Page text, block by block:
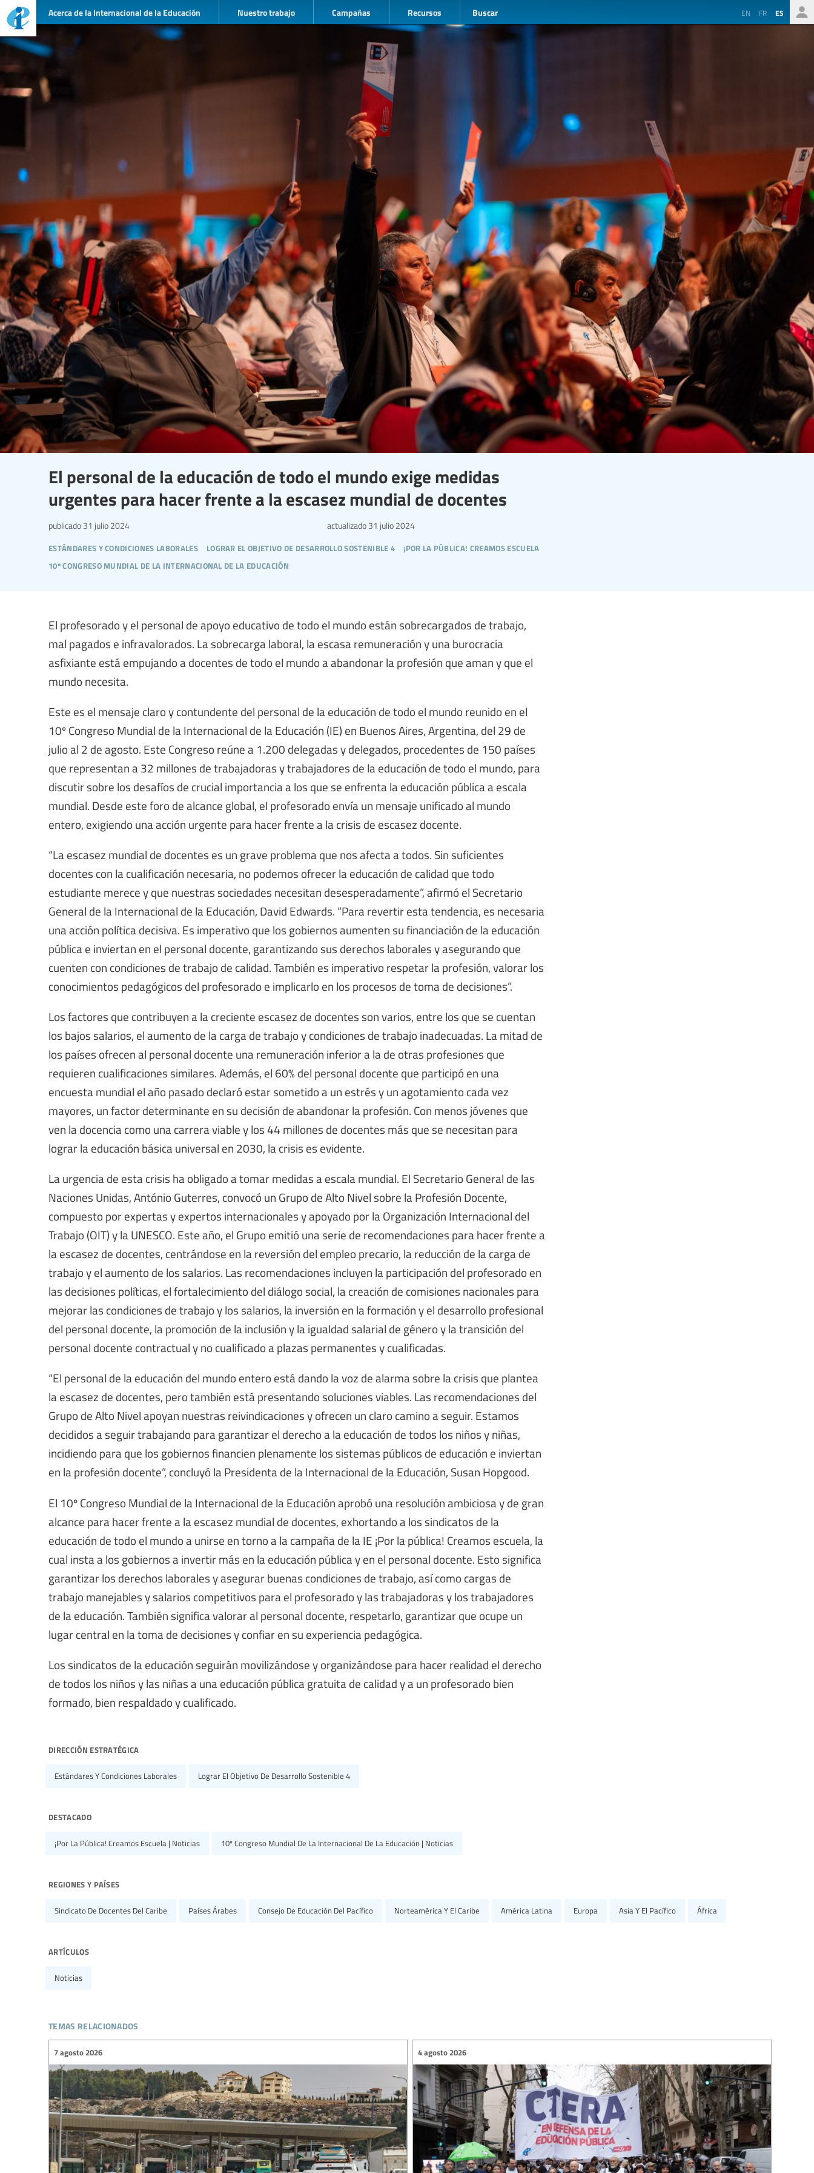
Acerca de la Internacional de la Educación Nuestro trabajo Campañas Recursos Buscar EN FR ES
El personal de la educación de todo el mundo exige medidas
urgentes para hacer frente a la escasez mundial de docentes
estándares y condiciones laborales lograr el objetivo de desarrollo sostenible 4 ¡por la pública! creamos escuela
10º congreso mundial de la internacional de la educación
publicado 31 julio 2024 actualizado 31 julio 2024
El profesorado y el personal de apoyo educativo de todo el mundo están sobrecargados de trabajo,
mal pagados e infravalorados. La sobrecarga laboral, la escasa remuneración y una burocracia
asfixiante está empujando a docentes de todo el mundo a abandonar la profesión que aman y que el
mundo necesita.
Este es el mensaje claro y contundente del personal de la educación de todo el mundo reunido en el
10º Congreso Mundial de la Internacional de la Educación (IE) en Buenos Aires, Argentina, del 29 de
julio al 2 de agosto. Este Congreso reúne a 1.200 delegadas y delegados, procedentes de 150 países
que representan a 32 millones de trabajadoras y trabajadores de la educación de todo el mundo, para
discutir sobre los desafíos de crucial importancia a los que se enfrenta la educación pública a escala
mundial. Desde este foro de alcance global, el profesorado envía un mensaje unificado al mundo
entero, exigiendo una acción urgente para hacer frente a la crisis de escasez docente.
“La escasez mundial de docentes es un grave problema que nos afecta a todos. Sin suficientes
docentes con la cualificación necesaria, no podemos ofrecer la educación de calidad que todo
estudiante merece y que nuestras sociedades necesitan desesperadamente”, afirmó el Secretario
General de la Internacional de la Educación, David Edwards. “Para revertir esta tendencia, es necesaria
una acción política decisiva. Es imperativo que los gobiernos aumenten su financiación de la educación
pública e inviertan en el personal docente, garantizando sus derechos laborales y asegurando que
cuenten con condiciones de trabajo de calidad. También es imperativo respetar la profesión, valorar los
conocimientos pedagógicos del profesorado e implicarlo en los procesos de toma de decisiones”.
Los factores que contribuyen a la creciente escasez de docentes son varios, entre los que se cuentan
los bajos salarios, el aumento de la carga de trabajo y condiciones de trabajo inadecuadas. La mitad de
los países ofrecen al personal docente una remuneración inferior a la de otras profesiones que
requieren cualificaciones similares. Además, el 60% del personal docente que participó en una
encuesta mundial el año pasado declaró estar sometido a un estrés y un agotamiento cada vez
mayores, un factor determinante en su decisión de abandonar la profesión. Con menos jóvenes que
ven la docencia como una carrera viable y los 44 millones de docentes más que se necesitan para
lograr la educación básica universal en 2030, la crisis es evidente.
La urgencia de esta crisis ha obligado a tomar medidas a escala mundial. El Secretario General de las
Naciones Unidas, António Guterres, convocó un Grupo de Alto Nivel sobre la Profesión Docente,
compuesto por expertas y expertos internacionales y apoyado por la Organización Internacional del
Trabajo (OIT) y la UNESCO. Este año, el Grupo emitió una serie de recomendaciones para hacer frente a
la escasez de docentes, centrándose en la reversión del empleo precario, la reducción de la carga de
trabajo y el aumento de los salarios. Las recomendaciones incluyen la participación del profesorado en
las decisiones políticas, el fortalecimiento del diálogo social, la creación de comisiones nacionales para
mejorar las condiciones de trabajo y los salarios, la inversión en la formación y el desarrollo profesional
del personal docente, la promoción de la inclusión y la igualdad salarial de género y la transición del
personal docente contractual y no cualificado a plazas permanentes y cualificadas.
“El personal de la educación del mundo entero está dando la voz de alarma sobre la crisis que plantea
la escasez de docentes, pero también está presentando soluciones viables. Las recomendaciones del
Grupo de Alto Nivel apoyan nuestras reivindicaciones y ofrecen un claro camino a seguir. Estamos
decididos a seguir trabajando para garantizar el derecho a la educación de todos los niños y niñas,
incidiendo para que los gobiernos financien plenamente los sistemas públicos de educación e inviertan
en la profesión docente”, concluyó la Presidenta de la Internacional de la Educación, Susan Hopgood.
El 10º Congreso Mundial de la Internacional de la Educación aprobó una resolución ambiciosa y de gran
alcance para hacer frente a la escasez mundial de docentes, exhortando a los sindicatos de la
educación de todo el mundo a unirse en torno a la campaña de la IE ¡Por la pública! Creamos escuela, la
cual insta a los gobiernos a invertir más en la educación pública y en el personal docente. Esto significa
garantizar los derechos laborales y asegurar buenas condiciones de trabajo, así como cargas de
trabajo manejables y salarios competitivos para el profesorado y las trabajadoras y los trabajadores
de la educación. También significa valorar al personal docente, respetarlo, garantizar que ocupe un
lugar central en la toma de decisiones y confiar en su experiencia pedagógica.
Los sindicatos de la educación seguirán movilizándose y organizándose para hacer realidad el derecho
de todos los niños y las niñas a una educación pública gratuita de calidad y a un profesorado bien
formado, bien respaldado y cualificado.
dirección estratégica
Estándares Y Condiciones Laborales Lograr El Objetivo De Desarrollo Sostenible 4
destacado
¡Por La Pública! Creamos Escuela | Noticias 10º Congreso Mundial De La Internacional De La Educación | Noticias
regiones y países
Sindicato De Docentes Del Caribe Países Árabes Consejo De Educación Del Pacífico Norteamérica Y El Caribe América Latina Europa Asia Y El Pacífico África
artículos
Noticias
temas relacionados
7 agosto 2026 4 agosto 2026